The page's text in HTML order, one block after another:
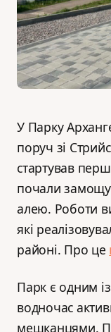
У Парку
поруч зі
стартував
почали
алею. Роботи
які
районі. Про це
Парк є одним
водночас
мешканцями.